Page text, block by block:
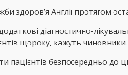
здоров’я Англії протягом
діагностично-
щороку, кажуть чиновники.
пацієнтів безпосередньо до